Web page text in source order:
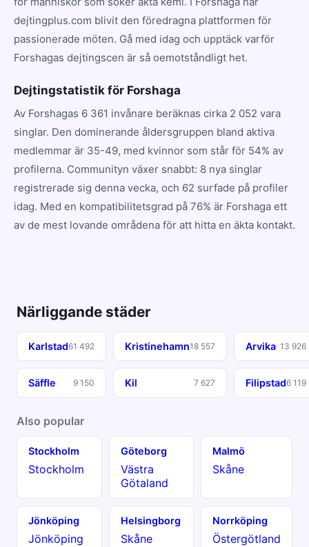
dejtingplus.com blivit den föredragna plattformen för
passionerade möten. Gå med idag och upptäck varför
Forshagas dejtingscen är så oemotståndligt het.
Dejtingstatistik för Forshaga
Av Forshagas 6 361 invånare beräknas cirka 2 052 vara
singlar. Den dominerande åldersgruppen bland aktiva
medlemmar är 35-49, med kvinnor som står för 54% av
profilerna. Communityn växer snabbt: 8 nya singlar
registrerade sig denna vecka, och 62 surfade på profiler
idag. Med en kompatibilitetsgrad på 76% är Forshaga ett
av de mest lovande områdena för att hitta en äkta kontakt.
Närliggande städer
Karlstad61 492 Kristinehamn18 557 Arvika 13 926
Säffle 9 150 Kil 7 627 Filipstad6 119
Also popular
Stockholm
Stockholm
Göteborg
Västra
Götaland
Malmö
Skåne
Jönköping
Jönköping
Helsingborg
Skåne
Norrköping
Östergötland